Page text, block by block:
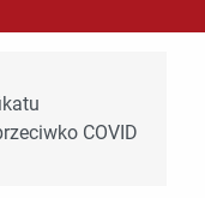
COVID